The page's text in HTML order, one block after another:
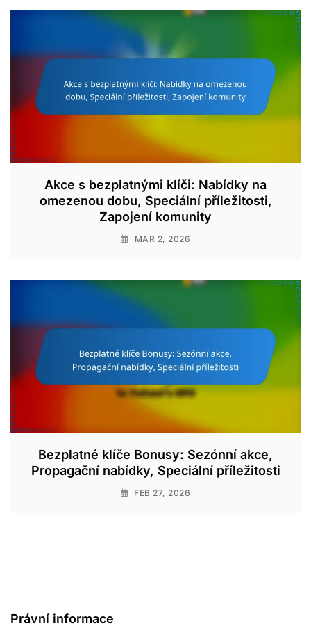
Akce s bezplatnými klíči: Nabídky na
omezenou dobu, Speciální příležitosti,
Zapojení komunity
MAR 2, 2026
Bezplatné klíče Bonusy: Sezónní akce,
Propagační nabídky, Speciální příležitosti
FEB 27, 2026
Právní informace